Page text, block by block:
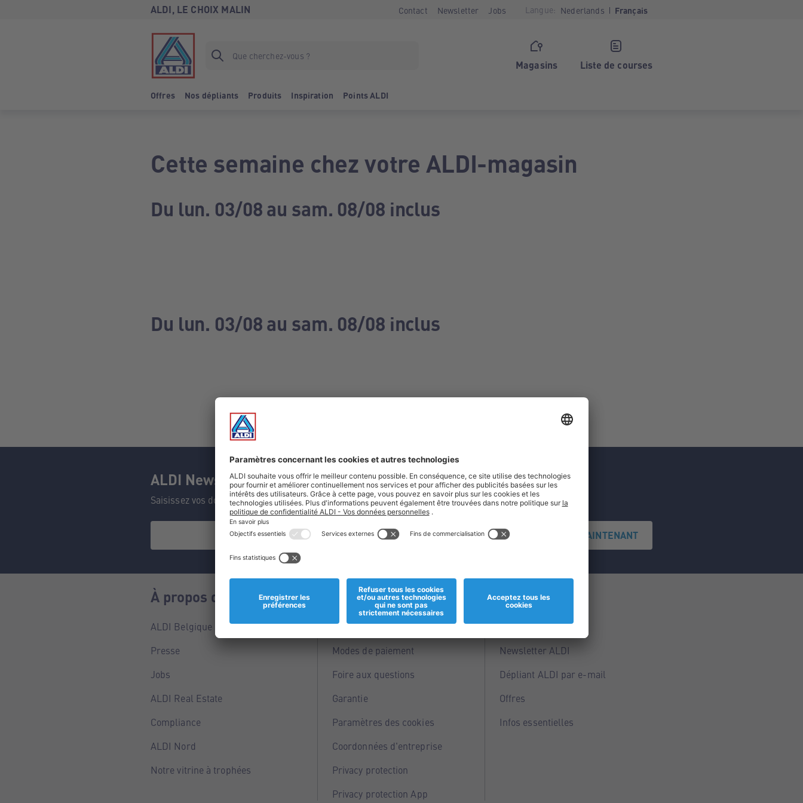
ALDI, LE CHOIX MALIN Contact Newsletter Jobs Langue: Nederlands Français
Magasins Liste de courses
Offres Nos dépliants Produits Inspiration Points ALDI
Cette semaine chez votre ALDI-magasin
Du lun. 03/08 au sam. 08/08 inclus
Du lun. 03/08 au sam. 08/08 inclus
ALDI Newsletter
Saisissez vos données et ne manquez aucune de nos offres.
S'INSCRIRE MAINTENANT
À propos de nous
ALDI Belgique
Presse
Jobs
ALDI Real Estate
Compliance
ALDI Nord
Notre vitrine à trophées
Informations
Magasins
Modes de paiement
Foire aux questions
Garantie
Paramètres des cookies
Coordonnées d'entreprise
Privacy protection
Privacy protection App
Service
Points ALDI
Newsletter ALDI
Dépliant ALDI par e-mail
Offres
Infos essentielles